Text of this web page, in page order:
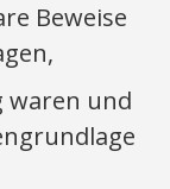
Beweise
waren und